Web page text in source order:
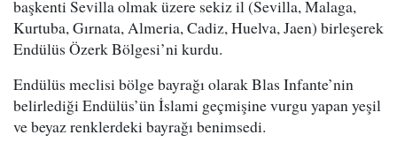
başkenti Sevilla olmak üzere sekiz il (Sevilla, Malaga,
Kurtuba, Gırnata, Almeria, Cadiz, Huelva, Jaen) birleşerek
Endülüs Özerk Bölgesi’ni kurdu.
Endülüs meclisi bölge bayrağı olarak Blas Infante’nin
belirlediği Endülüs’ün İslami geçmişine vurgu yapan yeşil
ve beyaz renklerdeki bayrağı benimsedi.